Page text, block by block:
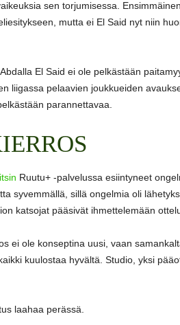
sen torjumisessa.
mutta ei El Said nyt niin
El Said ei ole pelkästään
liigassa pelaavien joukkueiden
parannettavaa.
Ruutu+ -palvelussa esiintyneet
syvemmällä, sillä ongelmia oli
katsojat pääsivät ihmettelemään
ei ole konseptina uusi, vaan
kuulostaa hyvältä. Studio, yksi
laahaa perässä.